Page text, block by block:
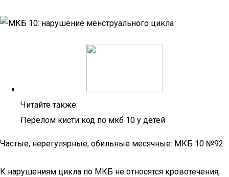
Читайте также:
Перелом кисти код по мкб 10 у детей
Частые, нерегулярные, обильные месячные: МКБ 10 №92
К нарушениям цикла по МКБ не относятся кровотечения,